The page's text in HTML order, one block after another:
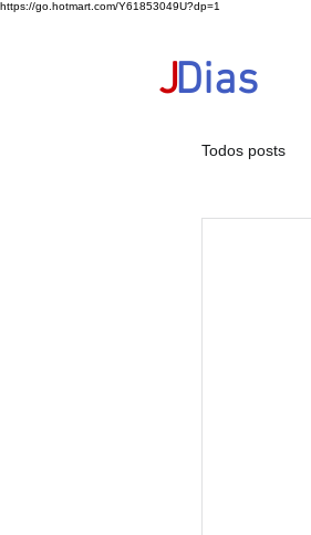
https://go.hotmart.com/Y61853049U?dp=1
JDias
Todos posts